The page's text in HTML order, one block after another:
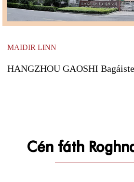
MAIDIR LINN
HANGZHOU GAOSHI
Cén fáth